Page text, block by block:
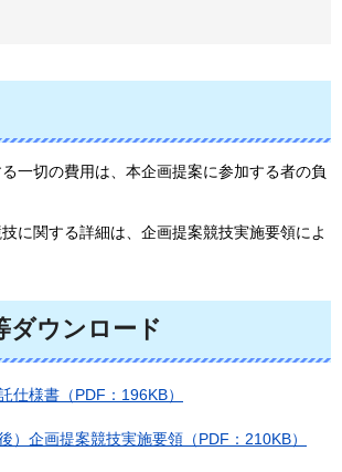
一切の費用は、本企画提案に参加する者の負
に関する詳細は、企画提案競技実施要領によ
ダウンロード
仕様書（PDF：196KB）
後）企画提案競技実施要領（PDF：210KB）